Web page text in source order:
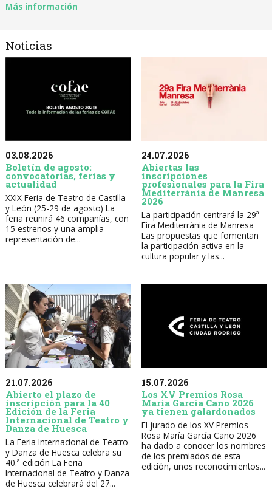
Más información
Noticias
03.08.2026
Boletín de agosto:
convocatorias, ferias y
actualidad
XXIX Feria de Teatro de Castilla
y León (25-29 de agosto) La
feria reunirá 46 compañías, con
15 estrenos y una amplia
representación de...
24.07.2026
Abiertas las
inscripciones
profesionales para la Fira
Mediterrània de Manresa
2026
La participación centrará la 29ª
Fira Mediterrània de Manresa
Las propuestas que fomentan
la participación activa en la
cultura popular y las...
21.07.2026
Abierto el plazo de
inscripción para la 40
Edición de la Feria
Internacional de Teatro y
Danza de Huesca
La Feria Internacional de Teatro
y Danza de Huesca celebra su
40.ª edición La Feria
Internacional de Teatro y Danza
de Huesca celebrará del 27...
15.07.2026
Los XV Premios Rosa
María García Cano 2026
ya tienen galardonados
El jurado de los XV Premios
Rosa María García Cano 2026
ha dado a conocer los nombres
de los premiados de esta
edición, unos reconocimientos...